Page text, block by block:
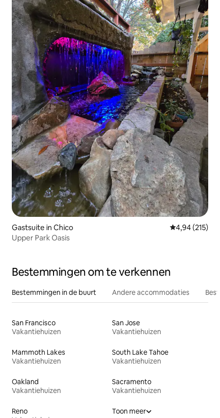
Gastsuite in Chico Gemiddelde
4,94 (215)
Upper Park Oasis
Bestemmingen om te verkennen
Bestemmingen in de buurt Andere accommodaties
San Francisco
Vakantiehuizen
San Jose
Vakantiehuizen
Mammoth Lakes
Vakantiehuizen
South Lake Tahoe
Vakantiehuizen
Oakland
Vakantiehuizen
Sacramento
Vakantiehuizen
Reno
Toon meer